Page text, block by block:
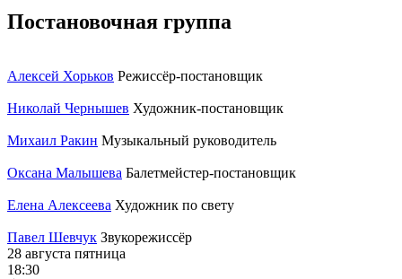
Постановочная группа
Алексей Хорьков Режиссёр-постановщик
Николай Чернышев Художник-постановщик
Михаил Ракин Музыкальный руководитель
Оксана Малышева Балетмейстер-постановщик
Елена Алексеева Художник по свету
Павел Шевчук Звукорежиссёр
28 августа пятница
18:30